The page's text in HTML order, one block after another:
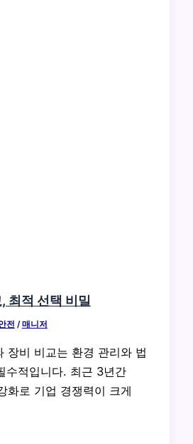
최적 선택 비밀
전 /매니저
장비 비교는 환경 관리와 법
수적입니다. 최근 3년간
화로 기업 경쟁력이 크게